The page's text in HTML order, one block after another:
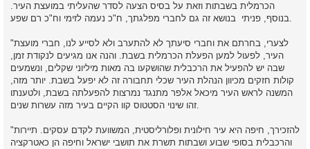
הכרמלית בשבתות וזאת על בסיס הצעה לסדר שהעליתי במועצת העיר.
בנוסף, פניתי בנושא זה גם לחברי מפלגתך, ח"כ נעמה לזימי וח"כ רם שפע.
"לצערי, בחרתם את וחברי סיעתך לא להתערב ולא לסייע לנו, חברי מועצת
העיר, לפעול למען הפעלת הכרמלית בשבת. והנה אנו מגיעים לנקודת זמן,
שבה יש להפעיל את הרכבלית שהושקעו בה מאות מיליוני שקלים, ונשמעים
קולות חזקים מכיוון הנהלת העיר שכלי תחבורה זה לא יפעל בשבת. יותר מזה,
המשנה לראש העיר מיכאל אלפר מתנגד נמרצות להפעלתה בשבת, ולטענתו
זהו שינוי הסטטוס קוו הקיים בעיר מזה עשרות שנים.
"להזכירך, חיפה היא עיר חילונית ופלורליסטית, המשוועת לקדם עסקים. תיירות
והרכבלית בסופי שבוע ושבתות תשרת את תושבי ישראל וחיפה הן כאטרקציה